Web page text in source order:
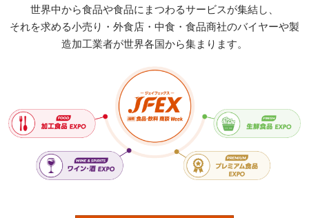
世界中から食品や食品にまつわるサービスが集結し、
それを求める小売り・外食店・中食・食品商社のバイヤーや製
造加工業者が世界各国から集まります。